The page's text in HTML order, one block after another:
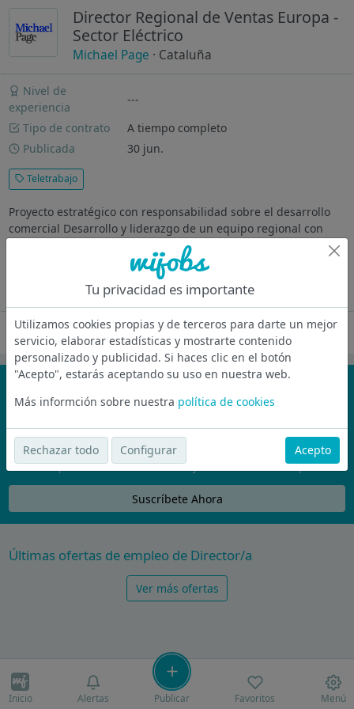
Director Regional de Ventas Europa -
Sector Eléctrico
Michael Page · Cataluña
Nivel de
experiencia
---
Tipo de contrato
A tiempo completo
Publicada
30 jun.
Teletrabajo
Proyecto estratégico con responsabilidad sobre el desarrollo
comercial Desarrollo y liderazgo de un equipo regional con
alto potencial de crecimiento ¿Dónde vas a trabajar? Nuestro
cliente es una compañía industrial internacional líder en
Oferta desactivada
¡No te pierdas nada!
Únete a la comunidad de wijobs y recibe por email las mejores
ofertas de empleo
Nunca compartiremos tu email con nadie y no te vamos a enviar spam
Suscríbete Ahora
Últimas ofertas de empleo de Director/a
Ver más ofertas
Inicio Alertas Publicar Favoritos Menú
Tu privacidad es importante
Utilizamos cookies propias y de terceros para darte un mejor
servicio, elaborar estadísticas y mostrarte contenido
personalizado y publicidad. Si haces clic en el botón
"Acepto", estarás aceptando su uso en nuestra web.
Más informción sobre nuestra política de cookies
Rechazar todo Configurar Acepto